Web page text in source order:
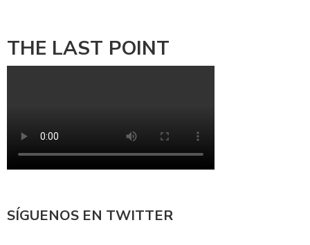
THE LAST POINT
SÍGUENOS EN TWITTER